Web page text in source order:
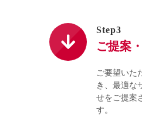
Step3
ご提案
ご要望いた
き、最適な
せをご提案
す。